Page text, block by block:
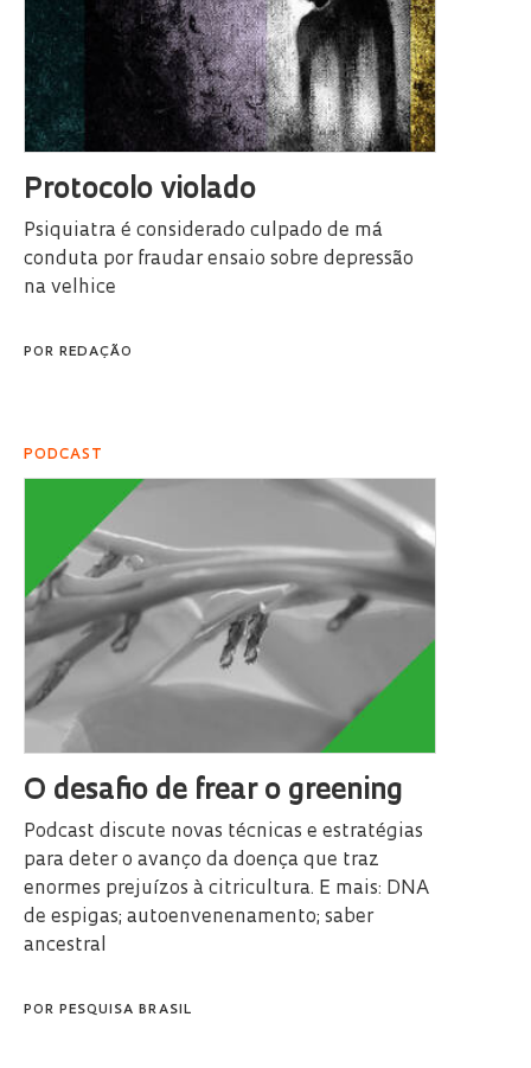
Protocolo violado
Psiquiatra é considerado culpado de má
conduta por fraudar ensaio sobre depressão
na velhice
POR REDAÇÃO
PODCAST
O desafio de frear o greening
Podcast discute novas técnicas e estratégias
para deter o avanço da doença que traz
enormes prejuízos à citricultura. E mais: DNA
de espigas; autoenvenenamento; saber
ancestral
POR PESQUISA BRASIL